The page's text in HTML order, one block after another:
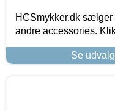
HCSmykker.dk sælger
andre accessories.
Se